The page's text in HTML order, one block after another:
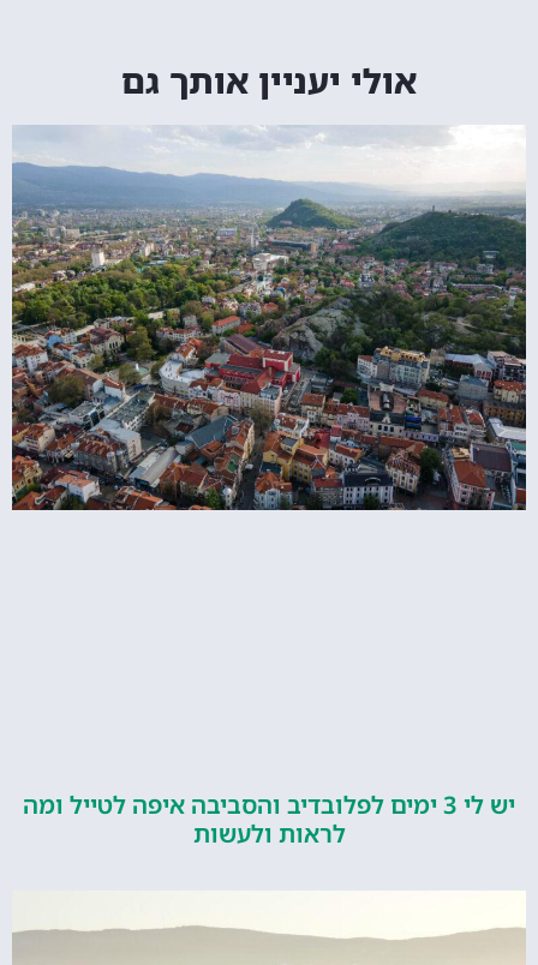
אולי יעניין אותך גם
יש לי 3 ימים לפלובדיב והסביבה איפה לטייל ומה
לראות ולעשות